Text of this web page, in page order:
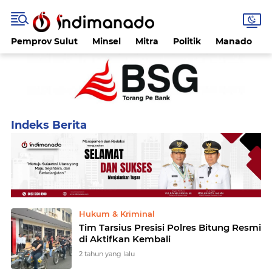
Pemprov Sulut Minsel Mitra Politik Manado
Hukum & Kriminal
Tim Tarsius Presisi Polres Bitung Resmi
di Aktifkan Kembali
2 tahun yang lalu